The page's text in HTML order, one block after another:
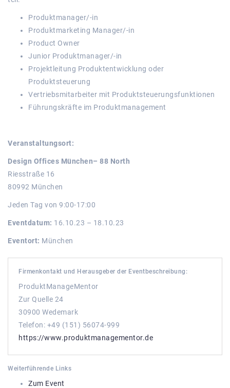
Produktmanager/-in
Produktmarketing Manager/-in
Product Owner
Junior Produktmanager/-in
Projektleitung Produktentwicklung oder
Produktsteuerung
Vertriebsmitarbeiter mit Produktsteuerungsfunktionen
Führungskräfte im Produktmanagement
Veranstaltungsort:
Design Offices München– 88 North
Riesstraße 16
80992 München
Jeden Tag von 9:00-17:00
Eventdatum: 16.10.23 – 18.10.23
Eventort: München
Firmenkontakt und Herausgeber der Eventbeschreibung:
ProduktManageMentor
Zur Quelle 24
30900 Wedemark
Telefon: +49 (151) 56074-999
https://www.produktmanagementor.de
Weiterführende Links
Zum Event